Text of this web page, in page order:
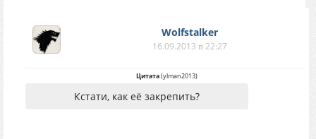
Wolfstalker
16.09.2013 в 22:27
Цитата(ylman2013)
Кстати, как её закрепить?